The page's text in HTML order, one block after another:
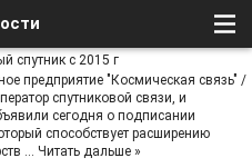
спутник с 2015 г
предприятие "Космическая связь" /
спутниковой связи, и
сегодня о подписании
способствует расширению
... Читать дальше »